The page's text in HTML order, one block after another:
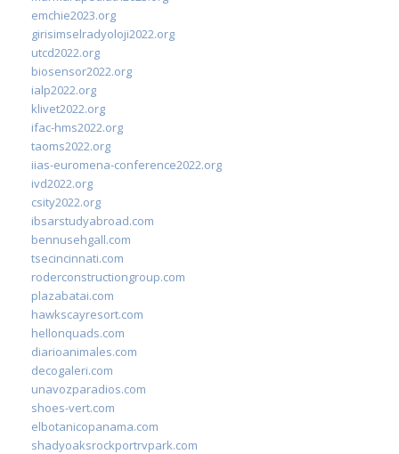
emchie2023.org
girisimselradyoloji2022.org
utcd2022.org
biosensor2022.org
ialp2022.org
klivet2022.org
ifac-hms2022.org
taoms2022.org
iias-euromena-conference2022.org
ivd2022.org
csity2022.org
ibsarstudyabroad.com
bennusehgall.com
tsecincinnati.com
roderconstructiongroup.com
plazabatai.com
hawkscayresort.com
hellonquads.com
diarioanimales.com
decogaleri.com
unavozparadios.com
shoes-vert.com
elbotanicopanama.com
shadyoaksrockportrvpark.com